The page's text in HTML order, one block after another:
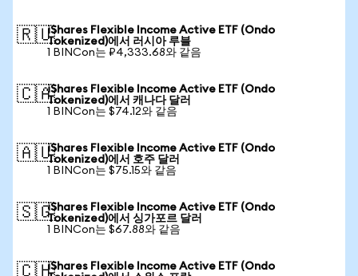
🇷🇺iShares Flexible Income Active ETF (Ondo
Tokenized)에서 러시아 루블
1 BINCon는 ₽4,333.68와 같음
🇨🇦iShares Flexible Income Active ETF (Ondo
Tokenized)에서 캐나다 달러
1 BINCon는 $74.12와 같음
🇦🇺iShares Flexible Income Active ETF (Ondo
Tokenized)에서 호주 달러
1 BINCon는 $75.15와 같음
🇸🇬iShares Flexible Income Active ETF (Ondo
Tokenized)에서 싱가포르 달러
1 BINCon는 $67.88와 같음
🇨🇭iShares Flexible Income Active ETF (Ondo